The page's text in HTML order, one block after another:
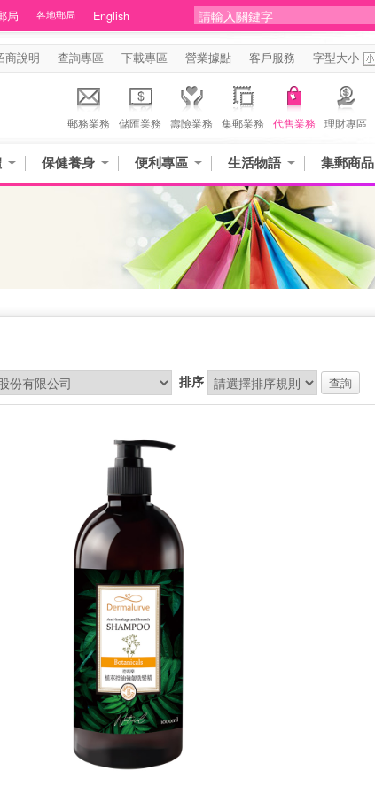
局 各地郵局 English
商說明 查詢專區 下載專區 營業據點 客戶服務 字型大小
郵務業務 儲匯業務 壽險業務 集郵業務 代售業務 理財專區
保健養身 便利專區 生活物語 集郵商品
排序